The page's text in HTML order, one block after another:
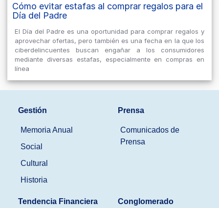
Cómo evitar estafas al comprar regalos para el
Día del Padre
El Día del Padre es una oportunidad para comprar regalos y
aprovechar ofertas, pero también es una fecha en la que los
ciberdelincuentes buscan engañar a los consumidores
mediante diversas estafas, especialmente en compras en
línea
Gestión
Memoria Anual
Social
Cultural
Historia
Prensa
Comunicados de
Prensa
Tendencia Financiera Conglomerado